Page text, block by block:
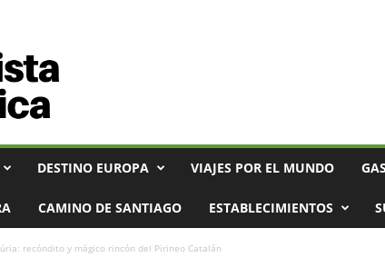
DESTINO EUROPA VIAJES POR EL MUNDO
CAMINO DE SANTIAGO ESTABLECIMIENTOS
recóndito y mágico rincón del Pirineo Catalán